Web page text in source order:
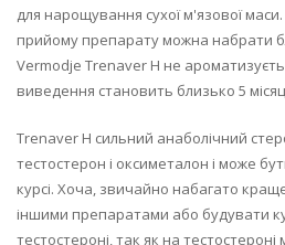
для нарощування сухої м'язової
прийому препарату можна набрати
Vermodje Trenaver H не
виведення становить близько 5
Trenaver H сильний анаболічний
тестостерон і оксиметалон і може
курсі. Хоча, звичайно набагато
іншими препаратами або будувати
тестостероні, так як на